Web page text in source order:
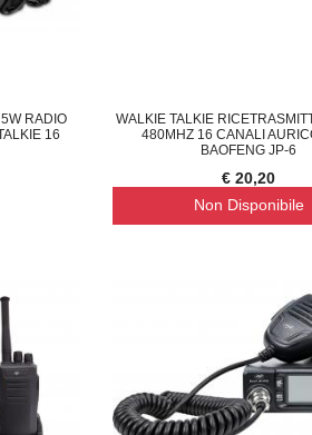
FORNELLO A GAS DA CAMPEGGIO PORTATI
RADIO
16
WALKIE TALKIE
480MHZ 16 CANALI
BAOFENG JP-6
€ 20,20
Non Disponibile